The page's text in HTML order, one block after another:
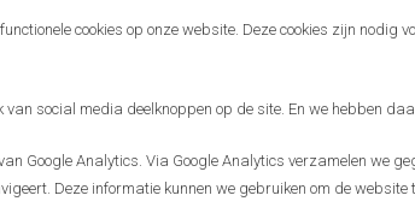
voor de verkiezing Startup50 Gelderland zijn een
én interessant zijn voor investeerders. Naast Mellon
top 3 en zijn diverse bedrijven in deze Startup Top50 op
en Fysio24.
cookies op onze website. Deze cookies zijn nodig
van social media deelknoppen op de site. En we hebben
Google Analytics. Via Google Analytics verzamelen we
Deze informatie kunnen we gebruiken om de